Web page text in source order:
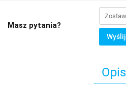
Masz pytania?
Wyślij
Opis